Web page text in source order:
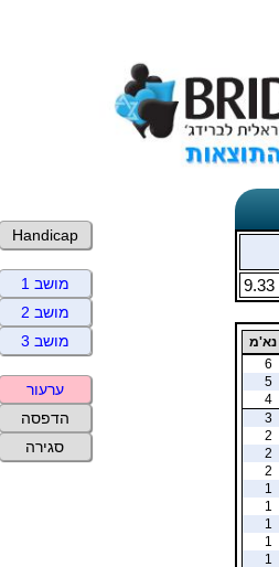
9.33
נא'מ
6
5
4
3
2
2
2
1
1
1
1
1
Handicap
מושב 1
מושב 2
מושב 3
ערעור
הדפסה
סגירה